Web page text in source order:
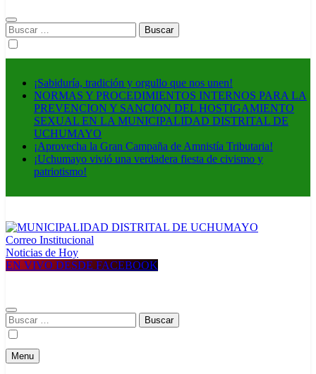
Buscar:
¡Sabiduría, tradición y orgullo que nos unen!
NORMAS Y PROCEDIMIENTOS INTERNOS PARA LA
PREVENCION Y SANCION DEL HOSTIGAMIENTO
SEXUAL EN LA MUNICIPALIDAD DISTRITAL DE
UCHUMAYO
¡Aprovecha la Gran Campaña de Amnistía Tributaria!
¡Uchumayo vivió una verdadera fiesta de civismo y
patriotismo!
MUNICIPALIDAD DISTRITAL DE UCHUMAYO
Construyendo una nueva Historia
Correo Institucional
Noticias de Hoy
EN VIVO DESDE FACEBOOK
Buscar:
Menu